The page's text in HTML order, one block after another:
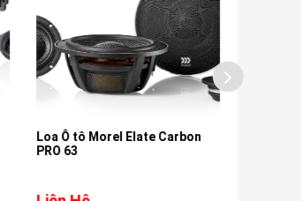
Loa Ô tô Morel Elate Carbon
PRO 63